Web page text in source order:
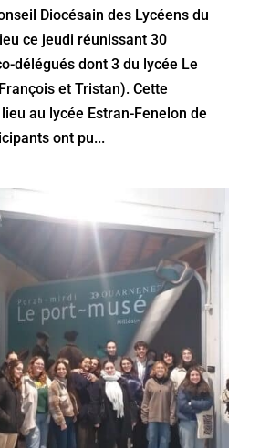
Diocésain des Lycéens du
ce jeudi réunissant 30
délégués dont 3 du lycée Le
et Tristan). Cette
au lycée Estran-Fenelon de
ont pu...